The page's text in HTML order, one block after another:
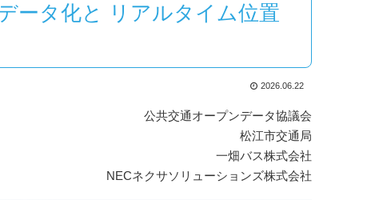
ータ化と リアルタイム位置
2026.06.22
公共交通オープンデータ協議会
松江市交通局
一畑バス株式会社
NECネクサソリューションズ株式会社